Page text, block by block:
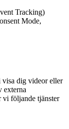
Tracking)
Mode,
visa dig videor eller
externa
vi följande tjänster